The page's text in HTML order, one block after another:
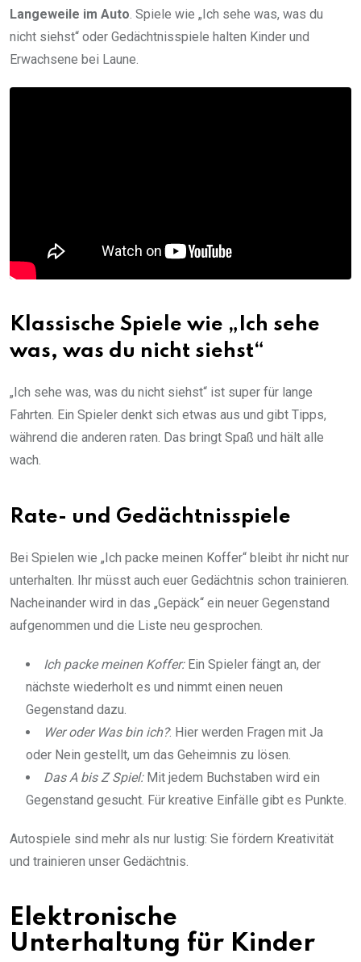
Langeweile im Auto. Spiele wie „Ich sehe was, was du
nicht siehst“ oder Gedächtnisspiele halten Kinder und
Erwachsene bei Laune.
Klassische Spiele wie „Ich sehe
was, was du nicht siehst“
„Ich sehe was, was du nicht siehst“ ist super für lange
Fahrten. Ein Spieler denkt sich etwas aus und gibt Tipps,
während die anderen raten. Das bringt Spaß und hält alle
wach.
Rate- und Gedächtnisspiele
Bei Spielen wie „Ich packe meinen Koffer“ bleibt ihr nicht nur
unterhalten. Ihr müsst auch euer Gedächtnis schon trainieren.
Nacheinander wird in das „Gepäck“ ein neuer Gegenstand
aufgenommen und die Liste neu gesprochen.
Ich packe meinen Koffer:Ein Spieler fängt an, der
nächste wiederholt es und nimmt einen neuen
Gegenstand dazu.
Wer oder Was bin ich?: Hier werden Fragen mit Ja
oder Nein gestellt, um das Geheimnis zu lösen.
Das A bis Z Spiel:Mit jedem Buchstaben wird ein
Gegenstand gesucht. Für kreative Einfälle gibt es Punkte.
Autospiele sind mehr als nur lustig: Sie fördern Kreativität
und trainieren unser Gedächtnis.
Elektronische
Unterhaltung für Kinder